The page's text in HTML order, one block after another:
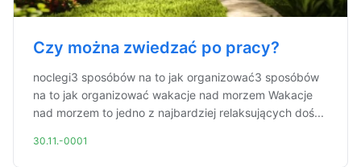
Czy można zwiedzać po pracy?
noclegi3 sposóbów na to jak organizować3 sposóbów
na to jak organizować wakacje nad morzem Wakacje
nad morzem to jedno z najbardziej relaksujących doś...
30.11.-0001